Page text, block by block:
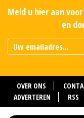
Meld u hier aan
en
OVER ONS
ADVERTEREN
RSS